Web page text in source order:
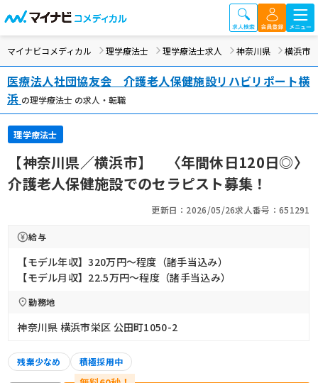
マイナビコメディカル 理学療法士 理学療法士求人 神奈川県 横浜市
医療法人社団協友会 介護老人保健施設リハビリポート横
浜 の理学療法士 の求人・転職
理学療法士
【神奈川県／横浜市】 〈年間休日120日◎〉
介護老人保健施設でのセラピスト募集！
更新日：2026/05/26求人番号：651291
給与
【モデル年収】320万円〜程度（諸手当込み）
【モデル月収】22.5万円〜程度（諸手当込み）
勤務地
神奈川県 横浜市栄区 公田町1050-2
残業少なめ 積極採用中